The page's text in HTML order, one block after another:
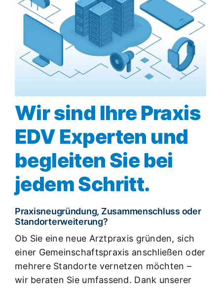
Wir sind Ihre Praxis
EDV Experten und
begleiten Sie bei
jedem Schritt.
Praxisneugründung, Zusammenschluss oder
Standorterweiterung?
Ob Sie eine neue Arztpraxis gründen, sich
einer Gemeinschaftspraxis anschließen oder
mehrere Standorte vernetzen möchten –
wir beraten Sie umfassend. Dank unserer